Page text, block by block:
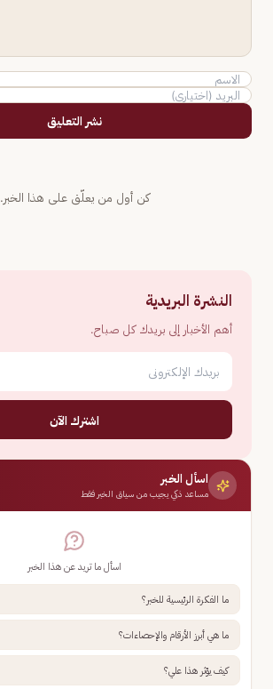
نشر التعليق
كن أول من يعلّق على هذا الخبر.
النشرة البريدية
أهم الأخبار إلى بريدك كل صباح.
اشترك الآن
اسأل الخبر
مساعد ذكي يجيب من سياق الخبر فقط
اسأل ما تريد عن هذا الخبر
ما الفكرة الرئيسية للخبر؟
ما هي أبرز الأرقام والإحصاءات؟
كيف يؤثر هذا علي؟